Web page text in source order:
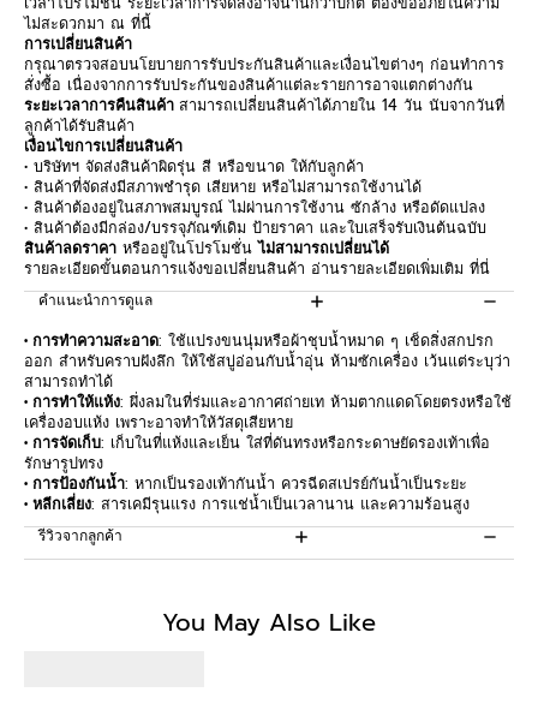
ไม่สะดวกมา ณ ที่นี้
การเปลี่ยนสินค้า
กรุณาตรวจสอบนโยบายการรับประกันสินค้าและเงื่อนไขต่างๆ ก่อนทำการ
สั่งซื้อ เนื่องจากการรับประกันของสินค้าแต่ละรายการอาจแตกต่างกัน
ระยะเวลาการคืนสินค้า สามารถเปลี่ยนสินค้าได้ภายใน 14 วัน นับจากวันที่
ลูกค้าได้รับสินค้า
เงื่อนไขการเปลี่ยนสินค้า
• บริษัทฯ จัดส่งสินค้าผิดรุ่น สี หรือขนาด ให้กับลูกค้า
• สินค้าที่จัดส่งมีสภาพชำรุด เสียหาย หรือไม่สามารถใช้งานได้
• สินค้าต้องอยู่ในสภาพสมบูรณ์ ไม่ผ่านการใช้งาน ซักล้าง หรือดัดแปลง
• สินค้าต้องมีกล่อง/บรรจุภัณฑ์เดิม ป้ายราคา และใบเสร็จรับเงินต้นฉบับ
สินค้าลดราคา หรืออยู่ในโปรโมชั่นไม่สามารถเปลี่ยนได้
รายละเอียดขั้นตอนการแจ้งขอเปลี่ยนสินค้า อ่านรายละเอียดเพิ่มเติม ที่นี่
คำแนะนำการดูแล
• การทำความสะอาด: ใช้แปรงขนนุ่มหรือผ้าชุบน้ำหมาด ๆ เช็ดสิ่งสกปรก
ออก สำหรับคราบฝังลึก ให้ใช้สบู่อ่อนกับน้ำอุ่น ห้ามซักเครื่อง เว้นแต่ระบุว่า
สามารถทำได้
• การทำให้แห้ง: ผึ่งลมในที่ร่มและอากาศถ่ายเท ห้ามตากแดดโดยตรงหรือใช้
เครื่องอบแห้ง เพราะอาจทำให้วัสดุเสียหาย
• การจัดเก็บ: เก็บในที่แห้งและเย็น ใส่ที่ดันทรงหรือกระดาษยัดรองเท้าเพื่อ
รักษารูปทรง
• การป้องกันน้ำ: หากเป็นรองเท้ากันน้ำ ควรฉีดสเปรย์กันน้ำเป็นระยะ
• หลีกเลี่ยง: สารเคมีรุนแรง การแช่น้ำเป็นเวลานาน และความร้อนสูง
รีวิวจากลูกค้า
You May Also Like